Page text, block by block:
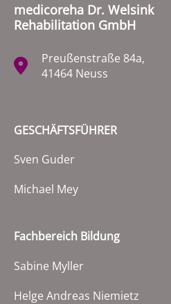
medicoreha Dr. Welsink
Rehabilitation GmbH
Preußenstraße 84a,
41464 Neuss
GESCHÄFTSFÜHRER
Sven Guder
Michael Mey
Fachbereich Bildung
Sabine Myller
Helge Andreas Niemietz